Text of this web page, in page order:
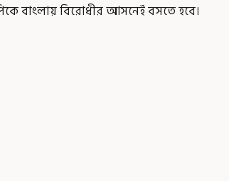
বাংলায় বিরোধীর আসনেই বসতে হবে।